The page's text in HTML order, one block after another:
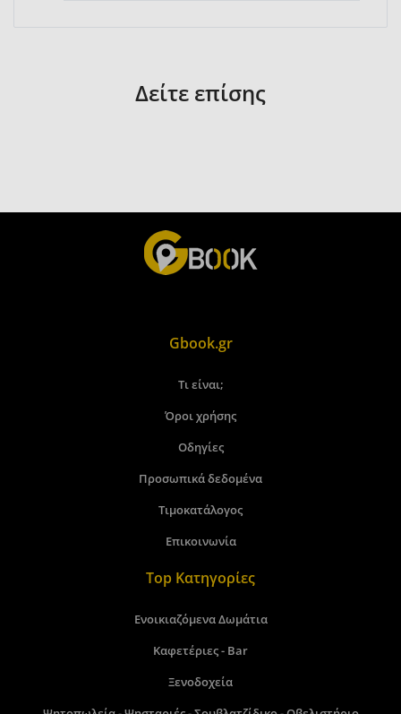
Δείτε επίσης
Gbook.gr
Τι είναι;
Όροι χρήσης
Οδηγίες
Προσωπικά δεδομένα
Τιμοκατάλογος
Επικοινωνία
Top Κατηγορίες
Ενοικιαζόμενα Δωμάτια
Καφετέριες - Bar
Ξενοδοχεία